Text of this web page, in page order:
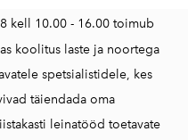
kell 10.00 - 16.00 toimub
koolitus laste ja noortega
spetsialistidele, kes
täiendada oma
leinatööd toetavate